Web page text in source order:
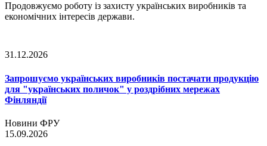
Продовжуємо роботу із захисту українських виробників та
економічних інтересів держави.
31.12.2026
Запрошуємо українських виробників постачати продукцію
для "українських поличок" у роздрібних мережах
Фінляндії
Новини ФРУ
15.09.2026